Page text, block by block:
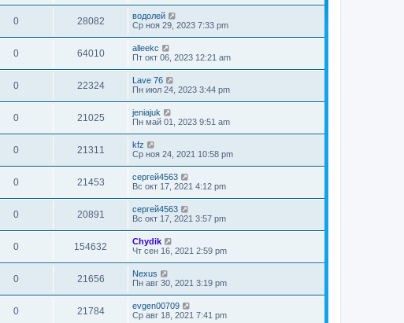
0 28082
водолей
Ср ноя 29, 2023 7:33 pm
0 64010
alleekc
Пт окт 06, 2023 12:21 am
0 22324
Lave 76
Пн июл 24, 2023 3:44 pm
0 21025
jeniajuk
Пн май 01, 2023 9:51 am
0 21311
kfz
Ср ноя 24, 2021 10:58 pm
0 21453
сергей4563
Вс окт 17, 2021 4:12 pm
0 20891
сергей4563
Вс окт 17, 2021 3:57 pm
0 154632
Chydik
Чт сен 16, 2021 2:59 pm
0 21656
Nexus
Пн авг 30, 2021 3:19 pm
0 21784
evgen00709
Ср авг 18, 2021 7:41 pm